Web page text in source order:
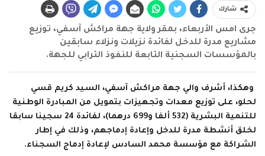
شارك
جرى امس الأربعاء، بمقر ولاية جهة مراكش آسفي، توزيع
مشاريع مدرة للدخل لفائدة نزيلات ونزلاء سابقين
بالمؤسسات السجنية التابعة للنفوذ الترابي للجهة.
وهكذا، أشرف والي جهة مراكش آسفي، السيد كريم قسي
لحلو، على توزيع معدات وتجهيزات بتمويل من المبادرة الوطنية
للتنمية البشرية (532 ألفا و699 درهما)، لفائدة 24 سجينا سابقا
لخلق أنشطة مدرة للدخل وإعادة إدماجهم، وذلك في إطار
الشراكة مع مؤسسة محمد السادس لإعادة إدماج السجناء.